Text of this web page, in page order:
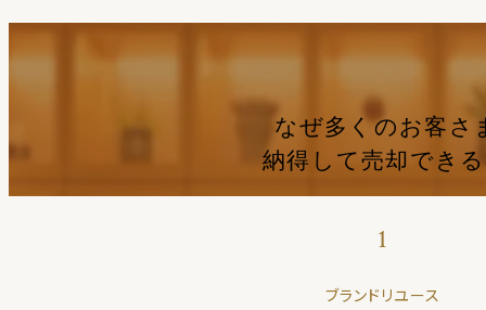
なぜ多くのお客さ
納得して売却でき
1
ブランドリユース